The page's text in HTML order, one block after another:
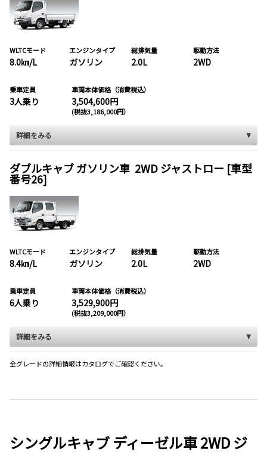
WLTCモード
8.0㎞/L
エンジンタイプ
ガソリン
総排気量
2.0L
駆動方法
2WD
乗車定員
3人乗り
車両本体価格（消費税込）
3,504,600円
(税抜3,186,000円）
詳細をみる
ダブルキャブ ガソリン車 2WD ジャストロー [車型
番号26]
WLTCモード
8.4㎞/L
エンジンタイプ
ガソリン
総排気量
2.0L
駆動方法
2WD
乗車定員
6人乗り
車両本体価格（消費税込）
3,529,900円
(税抜3,209,000円）
詳細をみる
全グレードの詳細情報はカタログでご確認ください。
シングルキャブ ディーゼル車 2WD ジ